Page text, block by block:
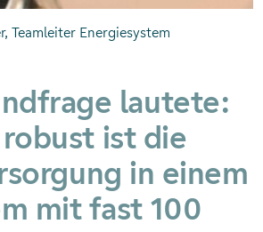
Teamleiter Energiesystem
lautete:
ist die
in einem
mit fast 100